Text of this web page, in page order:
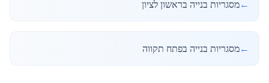
←מסגריות בנייה בראשון לציון
←מסגריות בנייה בפתח תקווה